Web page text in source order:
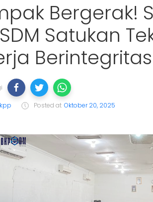
Bergerak!
Satukan
Berintegritas
Posted at Oktober 20, 2025